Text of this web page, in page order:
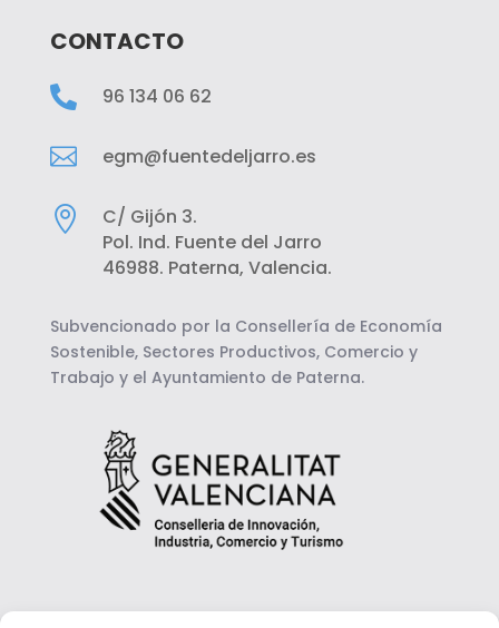
CONTACTO
 96 134 06 62
 egm@fuentedeljarro.es

C/ Gijón 3.
Pol. Ind. Fuente del Jarro
46988. Paterna, Valencia.
Subvencionado por la Consellería de Economía
Sostenible, Sectores Productivos, Comercio y
Trabajo y el Ayuntamiento de Paterna.